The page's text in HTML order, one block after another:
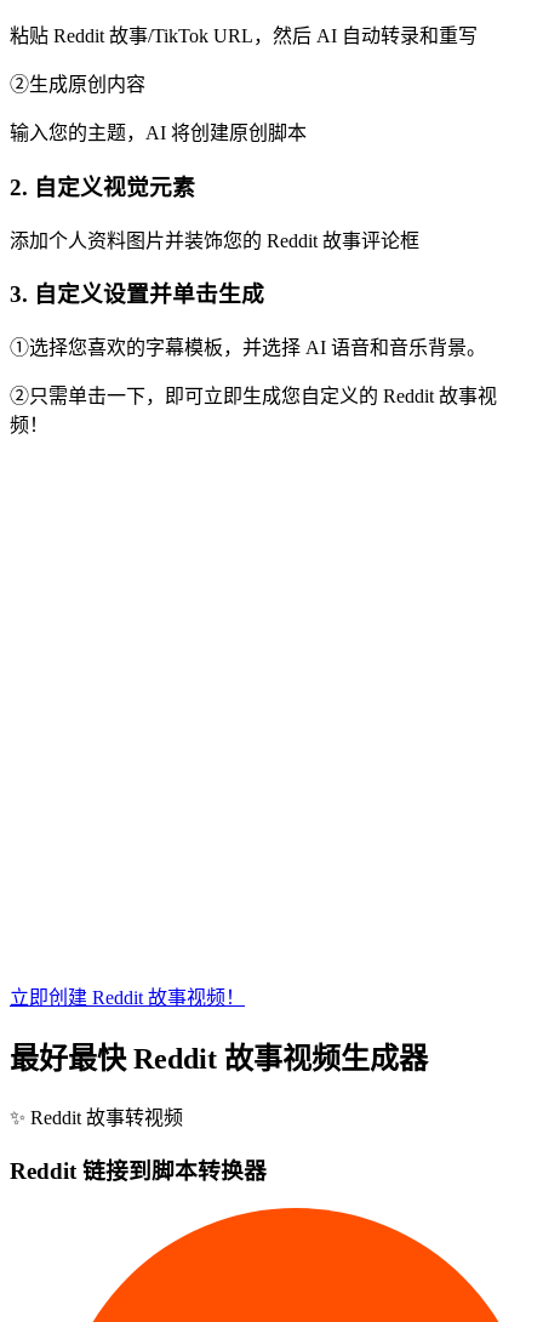
粘贴 Reddit 故事/TikTok URL，然后 AI 自动转录和重写
②生成原创内容
输入您的主题，AI 将创建原创脚本
2. 自定义视觉元素
添加个人资料图片并装饰您的 Reddit 故事评论框
3. 自定义设置并单击生成
①选择您喜欢的字幕模板，并选择 AI 语音和音乐背景。
②只需单击一下，即可立即生成您自定义的 Reddit 故事视
频！
立即创建 Reddit 故事视频！
最好最快Reddit 故事视频生成器
✨ Reddit 故事转视频
Reddit 链接到脚本转换器